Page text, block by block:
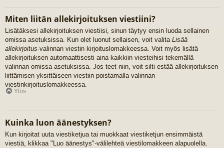
Miten liitän allekirjoituksen viestiini?
Lisätäksesi allekirjoituksen viestiisi, sinun täytyy ensin luoda sellainen
omissa asetuksissa. Kun olet luonut sellaisen, voit valita Lisää
allekirjoitus-valinnan viestin kirjoituslomakkeessa. Voit myös lisätä
allekirjoituksen automaattisesti aina kaikkiin viesteihisi tekemällä
valinnan omissa asetuksissa. Jos teet niin, voit silti estää allekirjoituksen
liittämisen yksittäiseen viestiin poistamalla valinnan
viestinkirjoituslomakkeessa.
Ylös
Kuinka luon äänestyksen?
Kun kirjoitat uuta viestiketjua tai muokkaat viestiketjun ensimmäistä
viestiä, klikkaa "Luo äänestys"-välilehteä viestilomakkeen alapuolella.